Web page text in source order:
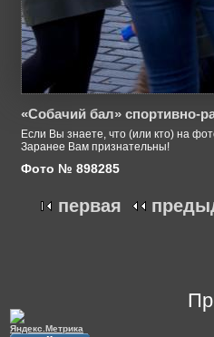
«Собачий бал» спортивно-
Если Вы знаете, что (или кто) на
Заранее Вам признательны!
Фото № 898285
первая